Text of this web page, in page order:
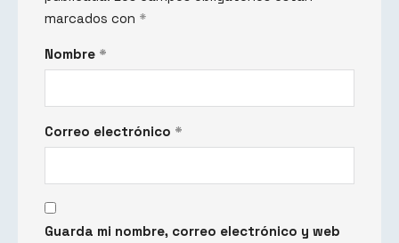
marcados con *
Nombre *
Correo electrónico *
Guarda mi nombre, correo electrónico y web